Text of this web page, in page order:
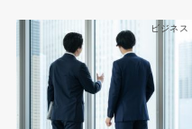
ビジネス